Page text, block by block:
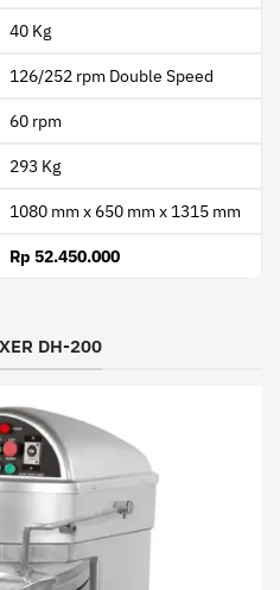
40 Kg
126/252 rpm Double Speed
60 rpm
293 Kg
1080 mm x 650 mm x 1315 mm
Rp 52.450.000
DH-200